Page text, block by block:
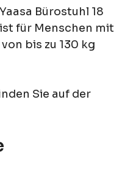
Bürostuhl 18
für Menschen mit
bis zu 130 kg
Sie auf der